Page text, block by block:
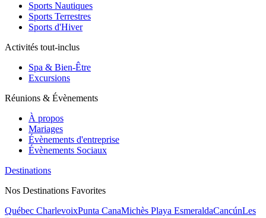
Sports Nautiques
Sports Terrestres
Sports d'Hiver
Activités tout-inclus
Spa & Bien-Être
Excursions
Réunions & Évènements
À propos
Mariages
Évènements d'entreprise
Évènements Sociaux
Destinations
Nos Destinations Favorites
Québec CharlevoixPunta CanaMichès Playa EsmeraldaCancúnLes